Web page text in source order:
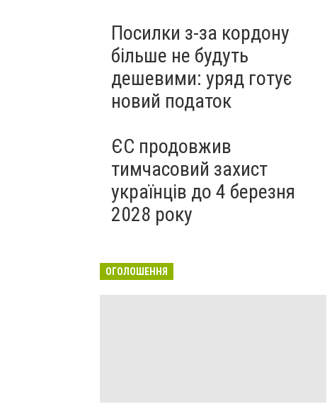
Посилки з-за кордону
більше не будуть
дешевими: уряд готує
новий податок
ЄС продовжив
тимчасовий захист
українців до 4 березня
2028 року
ОГОЛОШЕННЯ